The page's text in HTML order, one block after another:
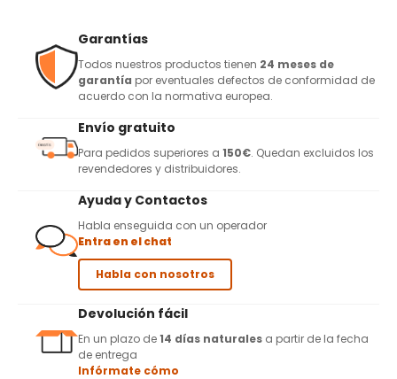
Garantías
Todos nuestros productos tienen 24 meses de
garantía por eventuales defectos de conformidad de
acuerdo con la normativa europea.
Envío gratuito
Para pedidos superiores a 150€. Quedan excluidos los
revendedores y distribuidores.
Ayuda y Contactos
Habla enseguida con un operador
Entra en el chat
Habla con nosotros
Devolución fácil
En un plazo de14 días naturales a partir de la fecha
de entrega
Infórmate cómo